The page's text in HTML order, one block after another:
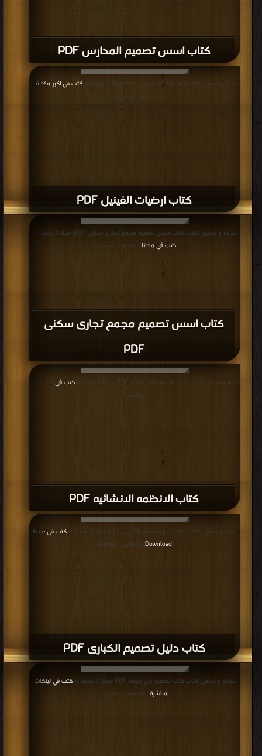
كتاب اسس تصميم المدارس PDF
كتاب ارضيات الفينيل PDF
قراءة و تحميل كتاب كتاب ارضيات الفينيل PDF مجانا | مكتبة > كتب في اكبر مكتبة
التحميل : مرة/مرات
كتاب اسس تصميم مجمع تجارى سكنى
PDF
قراءة و تحميل كتاب كتاب اسس تصميم مجمع تجارى سكنى PDF مجانا | مكتبة >
كتب في مجانا | التحميل : مرة/مرات
كتاب الانظمه الانشائيه PDF
قراءة و تحميل كتاب كتاب الانظمه الانشائيه PDF مجانا | مكتبة > كتب في
مرة/مرات
كتاب دليل تصميم الكبارى PDF
قراءة و تحميل كتاب كتاب دليل تصميم الكبارى PDF مجانا | مكتبة >
كتب في Free
Download | التحميل : مرة/مرات
قراءة و تحميل كتاب كتاب تصميم برج خليفة PDF مجانا | مكتبة >
كتب في لينكات
مباشرة | التحميل : مرة/مرات